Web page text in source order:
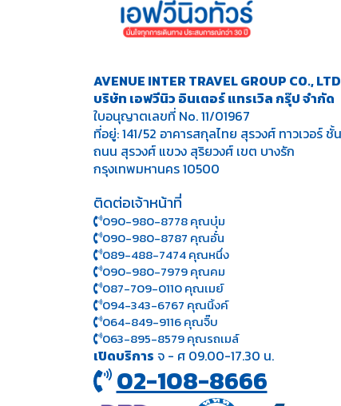
AVENUE INTER TRAVEL GROUP CO.,
บริษัท เอฟวีนิว อินเตอร์ แทรเวิล กรุ๊ป จำกัด
ใบอนุญาตเลขที่ No. 11/01967
ที่อยู่: 141/52 อาคารสกุลไทย สุรวงศ์ ทาวเวอร์ ชั้
ถนน สุรวงศ์ แขวง สุริยวงศ์ เขต บางรัก
กรุงเทพมหานคร 10500
ติดต่อเจ้าหน้าที่
090-980-8778 คุณบุ๋ม
090-980-8787 คุณอั๋น
089-488-7474 คุณหนึ่ง
090-980-7979 คุณคม
087-709-0110 คุณเมย์
094-343-6767 คุณนิ้งค์
064-849-9116 คุณจิ๊บ
063-895-8 579คุณรถเมล์
เปิดบริการ จ - ศ 09.00-17.30 น.
02-108-8666